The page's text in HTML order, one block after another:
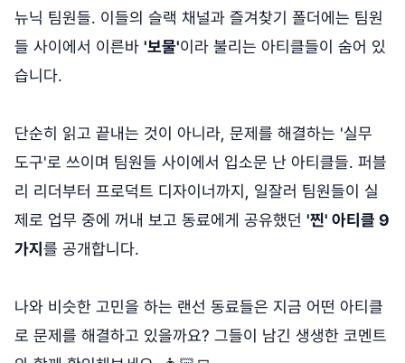
뉴닉 팀원들. 이들의 슬랙 채널과 즐겨찾기 폴더에는 팀원
들 사이에서 이른바 '보물'이라 불리는 아티클들이 숨어 있
습니다.
단순히 읽고 끝내는 것이 아니라, 문제를 해결하는 '실무
도구'로 쓰이며 팀원들 사이에서 입소문 난 아티클들. 퍼블
리 리더부터 프로덕트 디자이너까지, 일잘러 팀원들이 실
제로 업무 중에 꺼내 보고 동료에게 공유했던 '찐' 아티클 9
가지 를 공개합니다.
나와 비슷한 고민을 하는 랜선 동료들은 지금 어떤 아티클
로 문제를 해결하고 있을까요? 그들이 남긴 생생한 코멘트